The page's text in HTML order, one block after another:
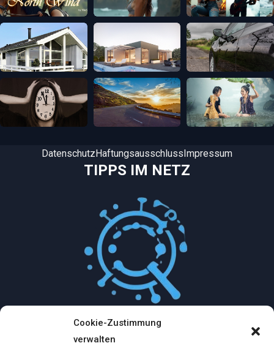
Cookie-Zustimmung
verwalten
TIPPS IM NETZ
Datenschutz Haftungsausschluss Impressum
Mythologische Abenteuer in der Welt der